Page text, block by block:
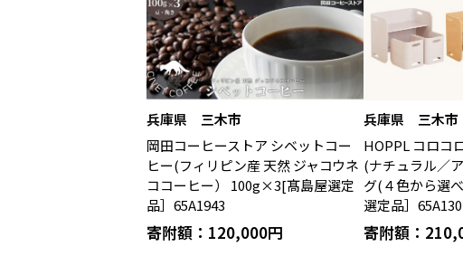
兵庫県 三木市
岡田コーヒーストア シベットコー
ヒー(フィリピン産 天然 ジャコウネ
ココーヒー） 100g×3[髙島屋選定
品］65A1943
寄附額：120,000円
兵庫県 三木市
HOPPL コロコ
(ナチュラル／
グ(４色から選
選定品］
寄附額：